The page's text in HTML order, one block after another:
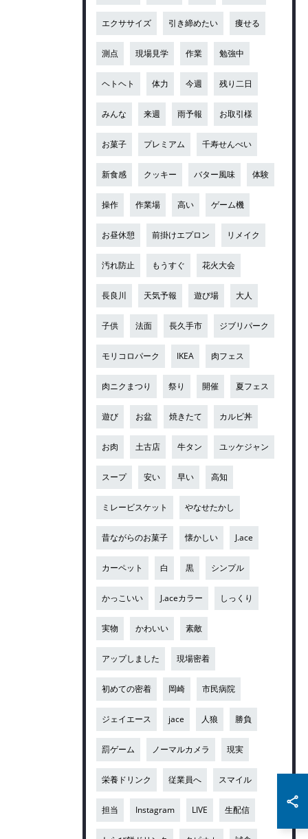
エクササイズ 引き締めたい 痩せる
測点 現場見学 作業 勉強中
ヘトヘト 体力 今週 残り二日
みんな 来週 雨予報 お取引様
お菓子 プレミアム 千寿せんべい
新食感 クッキー バター風味 体験
操作 作業場 高い ゲーム機
お昼休憩 前掛けエプロン リメイク
汚れ防止 もうすぐ 花火大会
長良川 天気予報 遊び場 大人
子供 法面 長久手市 ジブリパーク
モリコロパーク IKEA 肉フェス
肉ニクまつり 祭り 開催 夏フェス
遊び お盆 焼きたて カルビ丼
お肉 土古店 牛タン ユッケジャン
スープ 安い 早い 高知
ミレービスケット やなせたかし
昔ながらのお菓子 懐かしい J.ace
カーペット 白 黒 シンプル
かっこいい J.aceカラー しっくり
実物 かわいい 素敵
アップしました 現場密着
初めての密着 岡崎 市民病院
ジェイエース jace 人狼 勝負
罰ゲーム ノーマルカメラ 現実
栄養ドリンク 従業員へ スマイル
担当 Instagram LIVE 生配信